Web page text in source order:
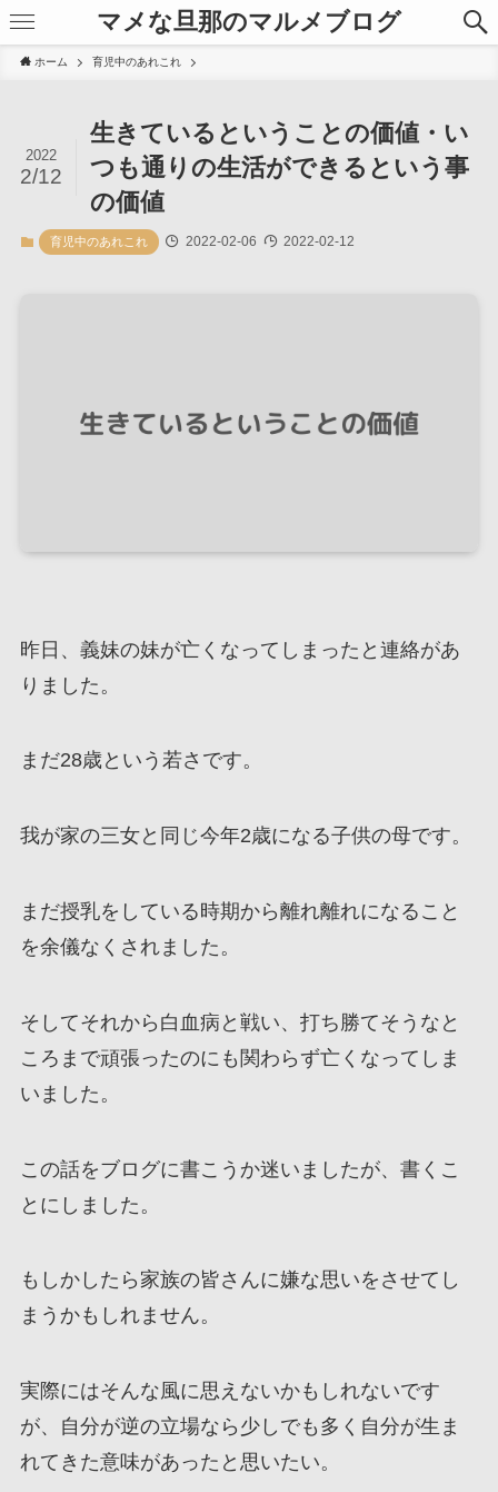
マメな旦那のマルメブログ
ホーム 育児中のあれこれ
生きているということの価値・い
つも通りの生活ができるという事
の価値
2022
2/12
育児中のあれこれ 2022-02-06 2022-02-12
昨日、義妹の妹が亡くなってしまったと連絡があ
りました。
まだ28歳という若さです。
我が家の三女と同じ今年2歳になる子供の母です。
まだ授乳をしている時期から離れ離れになること
を余儀なくされました。
そしてそれから白血病と戦い、打ち勝てそうなと
ころまで頑張ったのにも関わらず亡くなってしま
いました。
この話をブログに書こうか迷いましたが、書くこ
とにしました。
もしかしたら家族の皆さんに嫌な思いをさせてし
まうかもしれません。
実際にはそんな風に思えないかもしれないです
が、自分が逆の立場なら少しでも多く自分が生ま
れてきた意味があったと思いたい。